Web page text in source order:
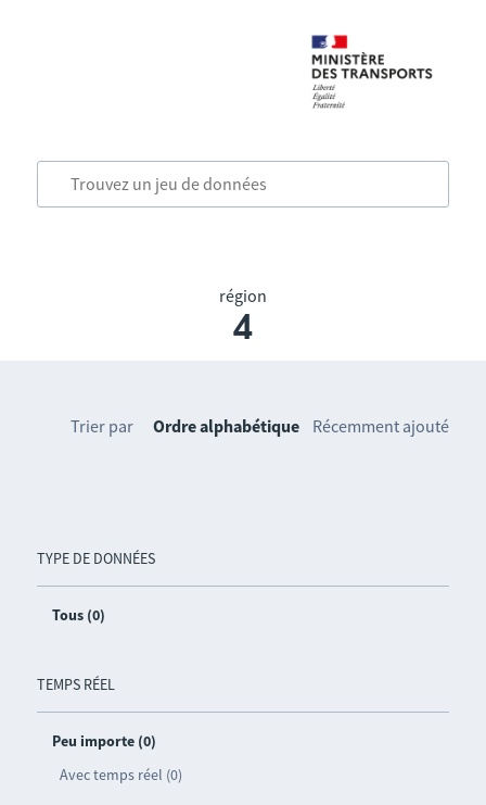
région
4
TYPE DE DONNÉES
Tous (0)
TEMPS RÉEL
Peu importe (0)
Avec temps réel (0)
Trier par Ordre alphabétique Récemment ajouté